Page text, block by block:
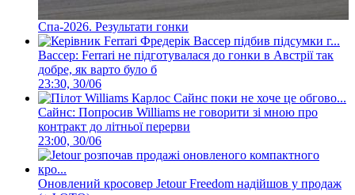
Спа-2026. Результати гонки
Вассер: Ferrari не підготувалася до гонки в Австрії так
добре, як варто було б
23:30, 30/06
Сайнс: Попросив Williams не говорити зі мною про
контракт до літньої перерви
23:00, 30/06
Оновлений кросовер Jetour Freedom надійшов у продаж